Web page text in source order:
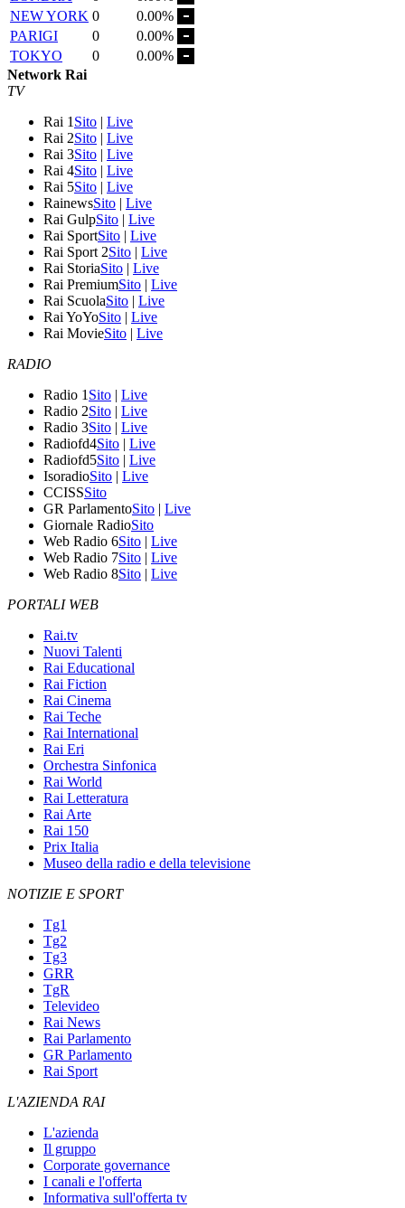
NEW YORK 0
0.00%
PARIGI
0
0.00%
TOKYO
0
0.00%
Network Rai
TV
Rai 1 Sito | Live
Rai 2Sito | Live
Rai 3Sito | Live
Rai 4Sito | Live
Rai 5Sito | Live
RainewsSito | Live
Rai GulpSito | Live
Rai SportSito | Live
Rai Sport 2Sito | Live
Rai StoriaSito | Live
Rai PremiumSito | Live
Rai ScuolaSito | Live
Rai YoYoSito | Live
Rai MovieSito | Live
RADIO
Radio 1 Sito | Live
Radio 2Sito | Live
Radio 3Sito | Live
Radiofd4Sito | Live
Radiofd5Sito | Live
IsoradioSito | Live
CCISSSito
GR ParlamentoSito | Live
Giornale RadioSito
Web Radio 6Sito | Live
Web Radio 7Sito | Live
Web Radio 8Sito | Live
PORTALI WEB
Rai.tv
Nuovi Talenti
Rai Educational
Rai Fiction
Rai Cinema
Rai Teche
Rai International
Rai Eri
Orchestra Sinfonica
Rai World
Rai Letteratura
Rai Arte
Rai 150
Prix Italia
Museo della radio e della televisione
NOTIZIE E SPORT
Tg1
Tg2
Tg3
GRR
TgR
Televideo
Rai News
Rai Parlamento
GR Parlamento
Rai Sport
L'AZIENDA RAI
L'azienda
Il gruppo
Corporate governance
I canali e l'offerta
Informativa sull'offerta tv